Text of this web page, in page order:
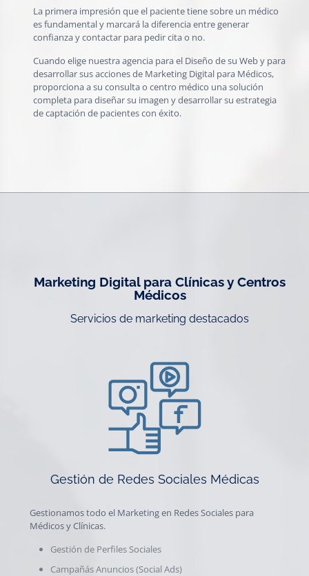
La primera impresión que el paciente tiene sobre un médico
es fundamental y marcará la diferencia entre generar
confianza y contactar para pedir cita o no.
Cuando elige nuestra agencia para el Diseño de su Web y para
desarrollar sus acciones de Marketing Digital para Médicos,
proporciona a su consulta o centro médico una solución
completa para diseñar su imagen y desarrollar su estrategia
de captación de pacientes con éxito.
Marketing Digital para Clínicas y Centros
Médicos
Servicios de marketing destacados
Gestión de Redes Sociales Médicas
Gestionamos todo el Marketing en Redes Sociales para
Médicos y Clínicas.
Gestión de Perfiles Sociales
Campañás Anuncios (Social Ads)